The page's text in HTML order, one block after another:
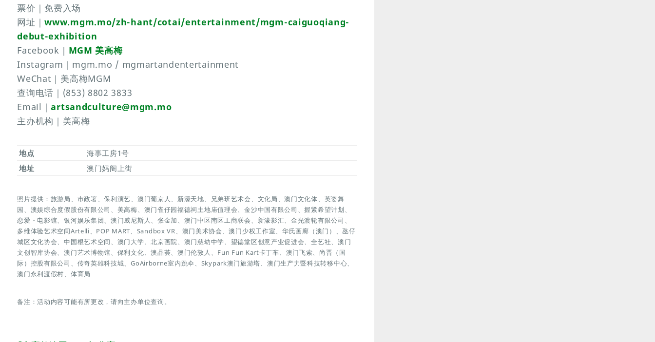
票价｜免费入场
网址｜www.mgm.mo/zh-hant/cotai/entertainment/mgm-caiguoqiang-
debut-exhibition
Facebook｜ MGM 美高梅
Instagram｜mgm.mo / mgmartandentertainment
WeChat｜美高梅MGM
查询电话｜(853) 8802 3833
Email｜artsandculture@mgm.mo
主办机构｜美高梅
地点
海事工房1号
地址
澳门妈阁上街
照片提供：旅游局、市政署、保利演艺、澳门葡京人、新濠天地、兄弟班艺术会、文化局、澳门文化体、英姿舞
园、澳娱综合度假股份有限公司、美高梅、澳门雀仔园福德祠土地庙值理会、金沙中国有限公司、握紧希望计划、
恋爱・电影馆、银河娱乐集团、澳门威尼斯人、张金加、澳门中区南区工商联会、新濠影汇、金光渡轮有限公司、
多维体验艺术空间Artelli、POP MART、Sandbox VR、澳门美术协会、澳门少权工作室、华氏画廊（澳门）、氹仔
城区文化协会、中国根艺术空间、澳门大学、北京画院、澳门慈幼中学、望德堂区创意产业促进会、全艺社、澳门
文创智库协会、澳门艺术博物馆、保利文化、澳品荟、澳门伦敦人、Fun Fun Kart卡丁车、澳门飞索、尚晋（国
际）控股有限公司、传奇英雄科技城、GoAirborne室内跳伞、Skypark澳门旅游塔、澳门生产力暨科技转移中心、
澳门永利渡假村、体育局
备注：活动内容可能有所更改，请向主办单位查询。